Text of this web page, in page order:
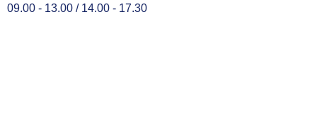
09.00 - 13.00 / 14.00 - 17.30